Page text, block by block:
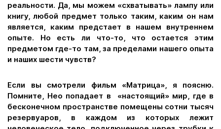
реальности. Да, мы можем «схватывать» лампу или
книгу, любой предмет только таким, каким он нам
является, каким предстает в нашем внутреннем
опыте. Но есть ли что-то, что остается этим
предметом где-то там, за пределами нашего опыта
и наших шести чувств?
Если вы смотрели фильм «Матрица», я поясню.
Помните, Нео попадает в «настоящий» мир, где в
бесконечном пространстве помещены сотни тысяч
резервуаров, в каждом из которых лежит